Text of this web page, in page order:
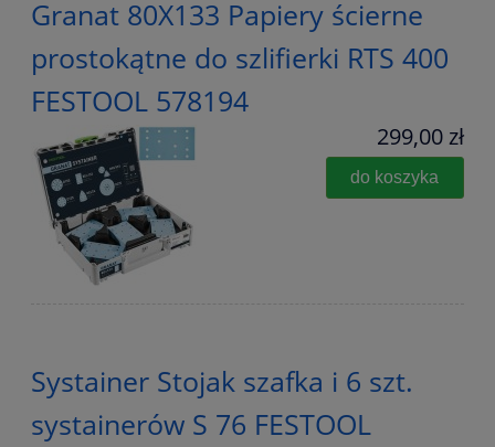
Granat 80X133 Papiery ścierne
prostokątne do szlifierki RTS 400
FESTOOL 578194
299,00 zł
do koszyka
Systainer Stojak szafka i 6 szt.
systainerów S 76 FESTOOL